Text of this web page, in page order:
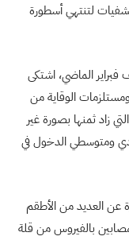
لتنتهي أسطورة
الماضي، اشتكى
الوقاية من
زاد ثمنها بصورة غير
ومتوسطي الدخول في
عن العديد من الأطقم
بالفيروس من قلة